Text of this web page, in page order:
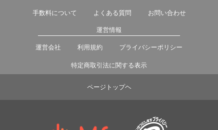
手数料について よくある質問 お問い合わせ
運営情報
運営会社 利用規約 プライバシーポリシー
特定商取引法に関する表示
ページトップヘ